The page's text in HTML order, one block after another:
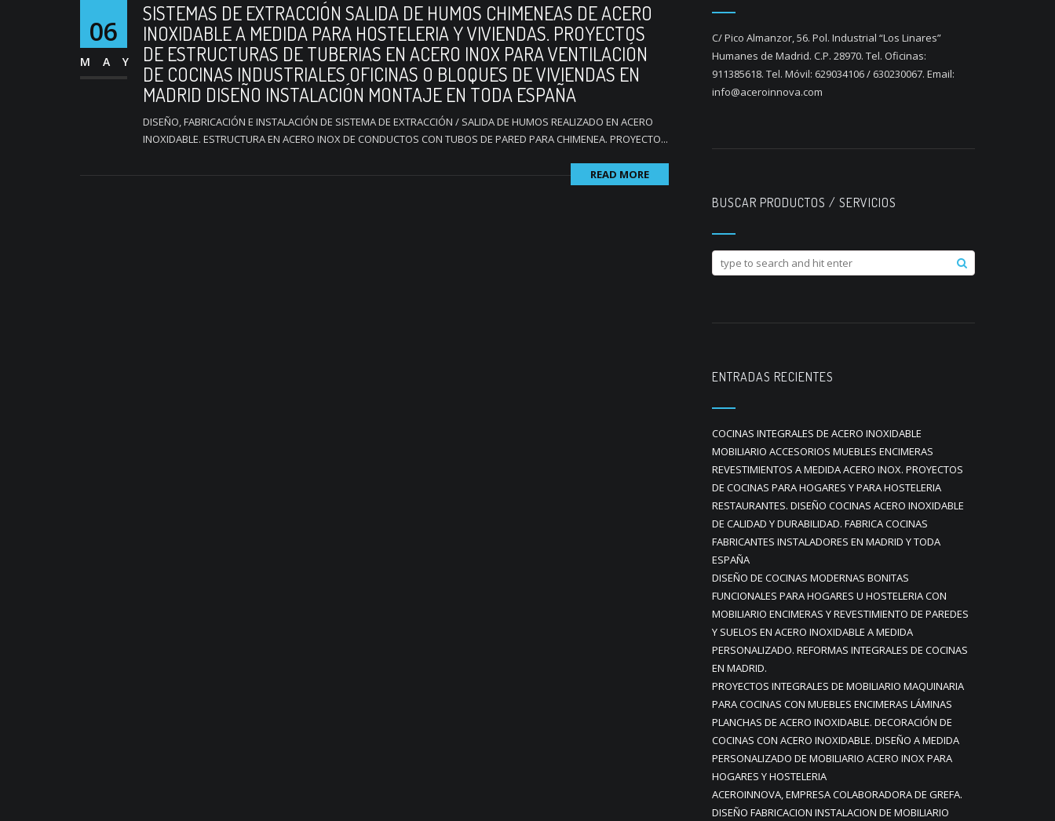
06
MAY
SISTEMAS DE EXTRACCIÓN SALIDA DE HUMOS CHIMENEAS DE ACERO
INOXIDABLE A MEDIDA PARA HOSTELERIA Y VIVIENDAS. PROYECTOS
DE ESTRUCTURAS DE TUBERIAS EN ACERO INOX PARA VENTILACIÓN
DE COCINAS INDUSTRIALES OFICINAS O BLOQUES DE VIVIENDAS EN
MADRID DISEÑO INSTALACIÓN MONTAJE EN TODA ESPAÑA
DISEÑO, FABRICACIÓN E INSTALACIÓN DE SISTEMA DE EXTRACCIÓN / SALIDA DE HUMOS REALIZADO EN ACERO
INOXIDABLE. ESTRUCTURA EN ACERO INOX DE CONDUCTOS CON TUBOS DE PARED PARA CHIMENEA. PROYECTO...
READ MORE
C/ Pico Almanzor, 56. Pol. Industrial “Los Linares”
Humanes de Madrid. C.P. 28970. Tel. Oficinas:
911385618. Tel. Móvil: 629034106 / 630230067. Email:
info@aceroinnova.com
BUSCAR PRODUCTOS / SERVICIOS
ENTRADAS RECIENTES
COCINAS INTEGRALES DE ACERO INOXIDABLE
MOBILIARIO ACCESORIOS MUEBLES ENCIMERAS
REVESTIMIENTOS A MEDIDA ACERO INOX. PROYECTOS
DE COCINAS PARA HOGARES Y PARA HOSTELERIA
RESTAURANTES. DISEÑO COCINAS ACERO INOXIDABLE
DE CALIDAD Y DURABILIDAD. FABRICA COCINAS
FABRICANTES INSTALADORES EN MADRID Y TODA
ESPAÑA
DISEÑO DE COCINAS MODERNAS BONITAS
FUNCIONALES PARA HOGARES U HOSTELERIA CON
MOBILIARIO ENCIMERAS Y REVESTIMIENTO DE PAREDES
Y SUELOS EN ACERO INOXIDABLE A MEDIDA
PERSONALIZADO. REFORMAS INTEGRALES DE COCINAS
EN MADRID.
PROYECTOS INTEGRALES DE MOBILIARIO MAQUINARIA
PARA COCINAS CON MUEBLES ENCIMERAS LÁMINAS
PLANCHAS DE ACERO INOXIDABLE. DECORACIÓN DE
COCINAS CON ACERO INOXIDABLE. DISEÑO A MEDIDA
PERSONALIZADO DE MOBILIARIO ACERO INOX PARA
HOGARES Y HOSTELERIA
ACEROINNOVA, EMPRESA COLABORADORA DE GREFA.
DISEÑO FABRICACION INSTALACION DE MOBILIARIO